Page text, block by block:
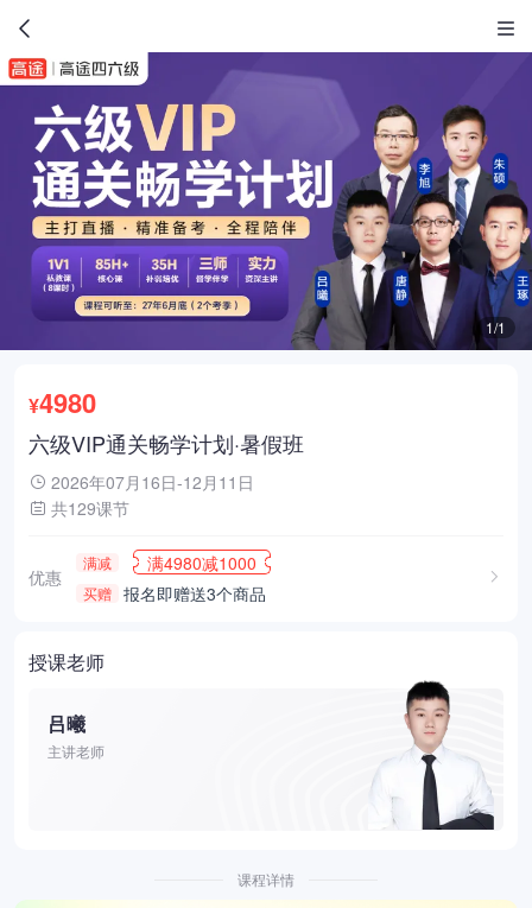
1/1
¥4980
六级VIP通关畅学计划·暑假班
2026年07月16日-12月11日
共129课节
优惠
满减 满4980减1000
买赠 报名即赠送3个商品
授课老师
吕曦
主讲老师
课程详情